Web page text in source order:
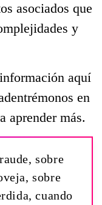
asociados que
y
aquí
en
aprender más.
sobre
sobre
cuando